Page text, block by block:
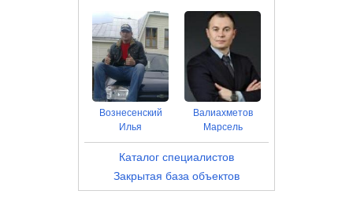
Вознесенский
Илья
Валиахметов
Марсель
Каталог специалистов
Закрытая база объектов